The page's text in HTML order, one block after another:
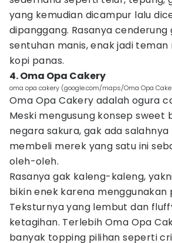
yang kemudian dicampur lalu
dipanggang. Rasanya cenderung
sentuhan manis, enak jadi
kopi panas.
4. Oma Opa Cakery
oma opa cakery (google.com/maps/Oma Opa
Oma Opa Cakery adalah ogura
Meski mengusung konsep sweet
negara sakura, gak ada
membeli merek yang satu ini
oleh-oleh.
Rasanya gak kaleng-kaleng,
bikin enek karena menggunakan
Teksturnya yang lembut dan
ketagihan. Terlebih Oma Opa
banyak topping pilihan seperti